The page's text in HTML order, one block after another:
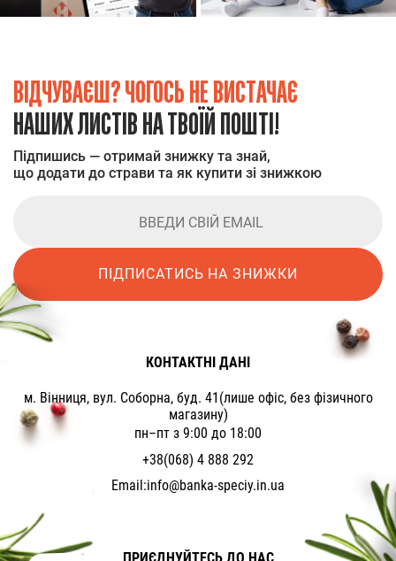
ВІДЧУВАЄШ? ЧОГОСЬ НЕ ВИСТАЧАЄ
НАШИХ ЛИСТІВ НА ТВОЇЙ ПОШТІ!
Підпишись — отримай знижку та знай,
що додати до страви та як купити зі знижкою
ПІДПИСАТИСЬ НА ЗНИЖКИ
КОНТАКТНІ ДАНІ
м. Вінниця, вул. Соборна, буд. 41(лише офіс, без фізичного
магазину)
пн–пт з 9:00 до 18:00
+38(068) 4 888 292
Email:info@banka-speciy.in.ua